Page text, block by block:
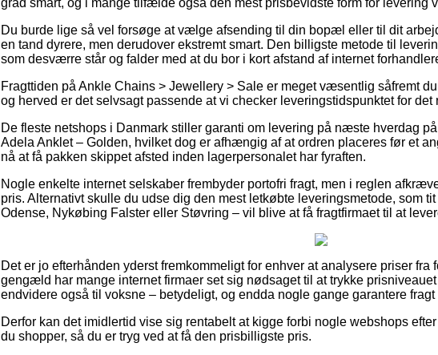
Du burde lige så vel forsøge at vælge afsending til din bopæl eller til dit
en tand dyrere, men derudover ekstremt smart. Den billigste metode til
som desværre står og falder med at du bor i kort afstand af internet
Fragttiden på Ankle Chains > Jewellery > Sale er meget væsentlig såfremt
og herved er det selvsagt passende at vi checker leveringstidspunktet for det
De fleste netshops i Danmark stiller garanti om levering på næste hverdag
Adela Anklet – Golden, hvilket dog er afhængig af at ordren placeres før et
nå at få pakken skippet afsted inden lagerpersonalet har fyraften.
Nogle enkelte internet selskaber frembyder portofri fragt, men i reglen
pris. Alternativt skulle du udse dig den mest letkøbte leveringsmetode, som
Odense, Nykøbing Falster eller Støvring – vil blive at få fragtfirmaet til at
Det er jo efterhånden yderst fremkommeligt for enhver at analysere priser fra
gengæld har mange internet firmaer set sig nødsaget til at trykke
endvidere også til voksne – betydeligt, og endda nogle gange garantere
Derfor kan det imidlertid vise sig rentabelt at kigge forbi nogle webshops
du shopper, så du er tryg ved at få den prisbilligste pris.